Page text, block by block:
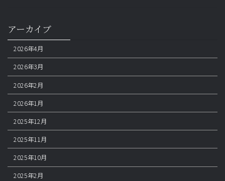
アーカイブ
2026年4月
2026年3月
2026年2月
2026年1月
2025年12月
2025年11月
2025年10月
2025年2月